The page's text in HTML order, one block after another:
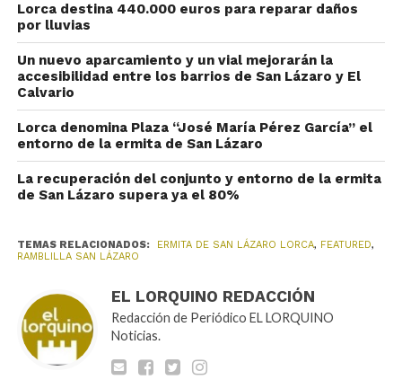
Lorca destina 440.000 euros para reparar daños
por lluvias
Un nuevo aparcamiento y un vial mejorarán la
accesibilidad entre los barrios de San Lázaro y El
Calvario
Lorca denomina Plaza “José María Pérez García” el
entorno de la ermita de San Lázaro
La recuperación del conjunto y entorno de la ermita
de San Lázaro supera ya el 80%
TEMAS RELACIONADOS: ERMITA DE SAN LÁZARO LORCA, FEATURED,
RAMBLILLA SAN LÁZARO
EL LORQUINO REDACCIÓN
Redacción de Periódico EL LORQUINO
Noticias.